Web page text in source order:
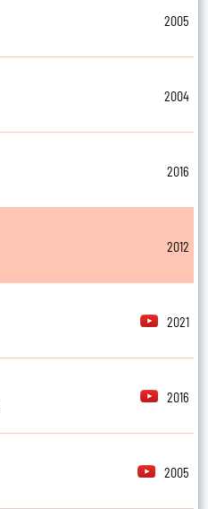
2005
2004
2016
2012
2021
2016
2005